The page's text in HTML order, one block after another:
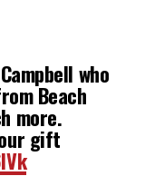
who
Beach
more.
gift